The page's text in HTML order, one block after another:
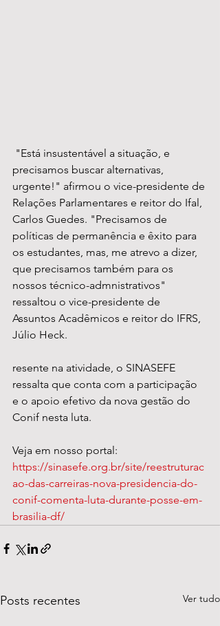
precisamos buscar alternativas,
urgente!" afirmou o vice-presidente de
Relações Parlamentares e reitor do Ifal,
Carlos Guedes. "Precisamos de
políticas de permanência e êxito para
os estudantes, mas, me atrevo a dizer,
que precisamos também para os
nossos técnico-admnistrativos"
ressaltou o vice-presidente de
Assuntos Acadêmicos e reitor do IFRS,
Júlio Heck.
resente na atividade, o SINASEFE
ressalta que conta com a participação
e o apoio efetivo da nova gestão do
Conif nesta luta.
Veja em nosso portal:
https://sinasefe.org.br/site/reestruturac
ao-das-carreiras-nova-presidencia-do-
conif-comenta-luta-durante-posse-em-
brasilia-df/
Posts recentes Ver tudo